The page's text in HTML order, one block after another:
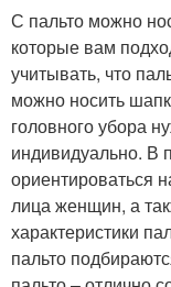
С пальто можно
которые вам
учитывать, что
можно носить
головного убора
индивидуально. В
ориентироваться
лица женщин, а
характеристики
пальто